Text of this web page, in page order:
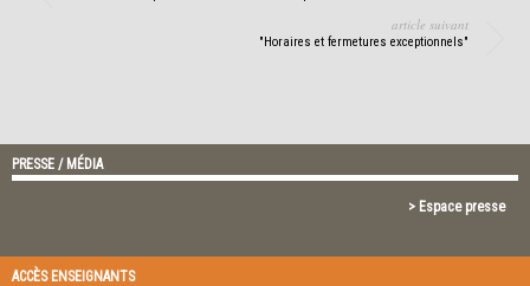
article suivant
"Horaires et fermetures exceptionnels"
PRESSE / MÉDIA
> Espace presse
ACCÈS ENSEIGNANTS